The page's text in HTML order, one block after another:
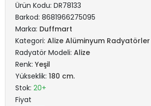
Ürün Kodu: DR78133
Barkod: 8681966275095
Marka: Duffmart
Kategori: Alize Alüminyum Radyatörler
Radyatör Modeli: Alize
Renk: Yeşil
Yükseklik: 180 cm.
Stok: 20+
Fiyat